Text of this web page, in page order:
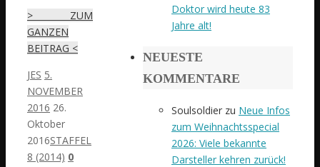
> ZUM
GANZEN
BEITRAG <
JES 5.
NOVEMBER
2016 26.
Oktober
2016STAFFEL
8 (2014) 0
Doktor wird heute 83
Jahre alt!
NEUESTE
KOMMENTARE
Soulsoldier zu Neue Infos
zum Weihnachtsspecial
2026: Viele bekannte
Darsteller kehren zurück!